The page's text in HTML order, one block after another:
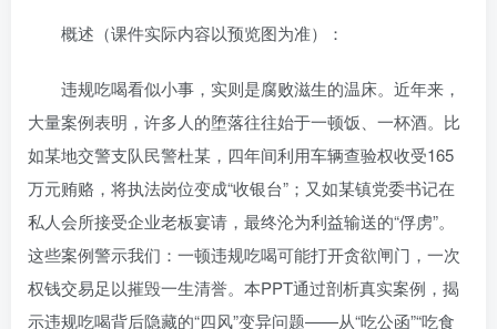
概述（课件实际内容以预览图为准）：
违规吃喝看似小事，实则是腐败滋生的温床。近年来，
大量案例表明，许多人的堕落往往始于一顿饭、一杯酒。比
如某地交警支队民警杜某，四年间利用车辆查验权收受165
万元贿赂，将执法岗位变成“收银台”；又如某镇党委书记在
私人会所接受企业老板宴请，最终沦为利益输送的“俘虏”。
这些案例警示我们：一顿违规吃喝可能打开贪欲闸门，一次
权钱交易足以摧毁一生清誉。本PPT通过剖析真实案例，揭
示违规吃喝背后隐藏的“四风”变异问题——从“吃公函”“吃食